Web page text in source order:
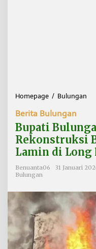
Homepage / Bulungan
a
t
i
B
u
l
g
a
J
a
n
Berita Bulungan
Bupati
Rekonstruksi
Lamin di Long
Benuanta06
31 Januari
Bulungan